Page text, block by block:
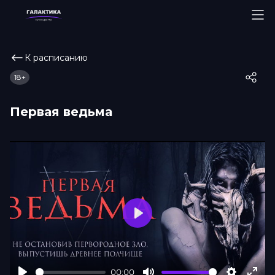
К расписанию
Первая ведьма
18+
00:00
Play